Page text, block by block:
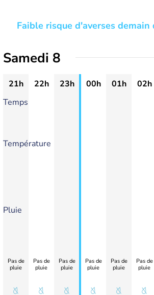
Faible risque d'averses demain
Samedi 8
21h 22h 23h 00h 01h 02h
Temps
Température
Pluie
Pas de
pluie
Pas de
pluie
Pas de
pluie
Pas de
pluie
Pas de
pluie
Pas de
pluie